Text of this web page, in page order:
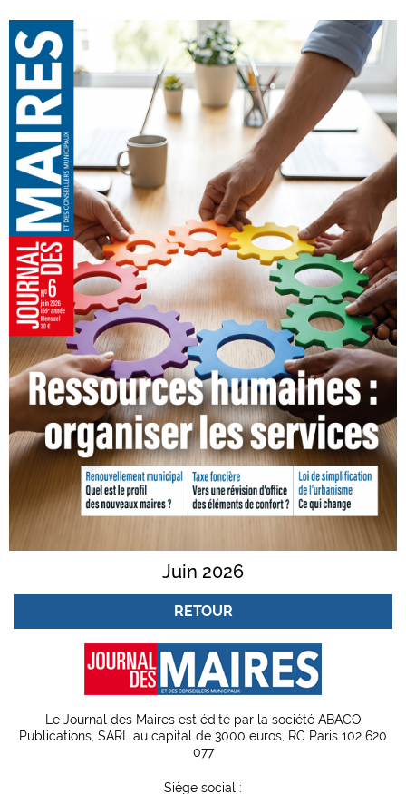
Juin 2026
RETOUR
Le Journal des Maires est édité par la société ABACO
Publications, SARL au capital de 3000 euros, RC Paris 102 620
077
Siège social :